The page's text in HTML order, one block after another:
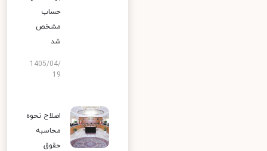
حساب
مشخص
شد
1405/04/
19
اصلاح نحوه
محاسبه
حقوق